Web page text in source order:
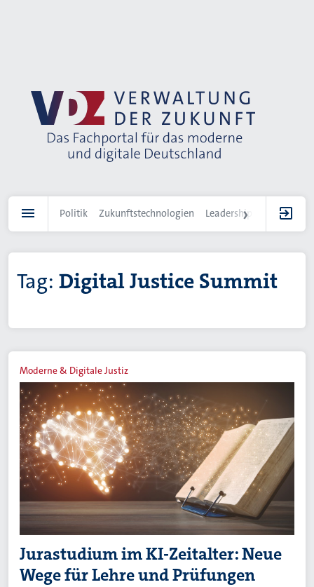
Politik Zukunftstechnologien Leadership IT-
Tag: Digital Justice Summit
Moderne & Digitale Justiz
Jurastudium im KI-Zeitalter: Neue
Wege für Lehre und Prüfungen